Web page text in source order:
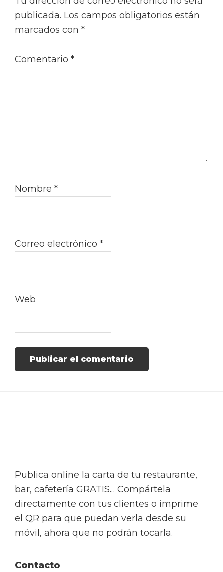
los
lectores
publicada. Los campos obligatorios están
marcados con *
Comentario *
Nombre *
Correo electrónico *
Web
Publica online la carta de tu restaurante,
bar, cafetería GRATIS… Compártela
directamente con tus clientes o imprime
el QR para que puedan verla desde su
móvil, ahora que no podrán tocarla.
Contacto